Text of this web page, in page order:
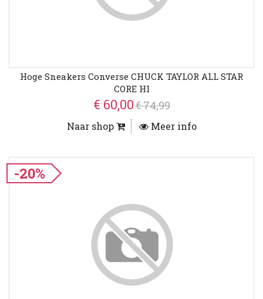
Hoge Sneakers Converse CHUCK TAYLOR ALL STAR
CORE HI
€ 60,00€ 74,99
Naar shop Meer info
-20%